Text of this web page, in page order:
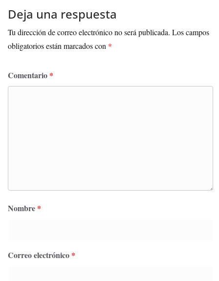
Deja una respuesta
Tu dirección de correo electrónico no será publicada. Los campos
obligatorios están marcados con *
Comentario *
Nombre *
Correo electrónico *